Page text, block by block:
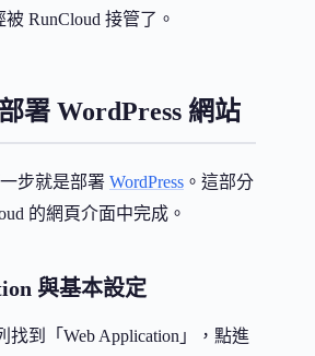
RunCloud 接管了。
署 WordPress 網站
步就是部署 WordPress 。這部分
的網頁介面中完成。
與基本設定
找到「Web Application」，點進